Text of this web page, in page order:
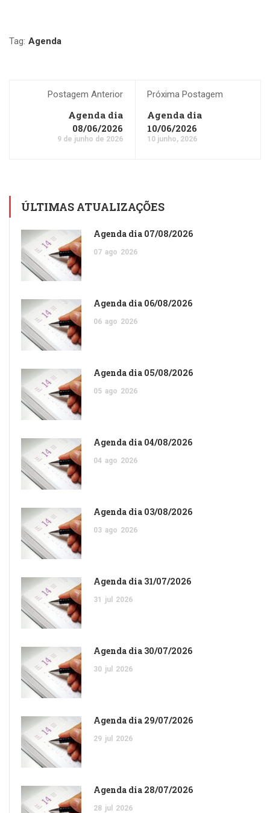
Tag: Agenda
Postagem Anterior
Agenda dia
08/06/2026
9 de junho de 2026
Próxima Postagem
Agenda dia
10/06/2026
10 junho, 2026
ÚLTIMAS ATUALIZAÇÕES
Agenda dia 07/08/2026
07 ago 2026
Agenda dia 06/08/2026
06 ago 2026
Agenda dia 05/08/2026
05 ago 2026
Agenda dia 04/08/2026
04 ago 2026
Agenda dia 03/08/2026
03 ago 2026
Agenda dia 31/07/2026
31 jul 2026
Agenda dia 30/07/2026
30 jul 2026
Agenda dia 29/07/2026
29 jul 2026
Agenda dia 28/07/2026
28 jul 2026